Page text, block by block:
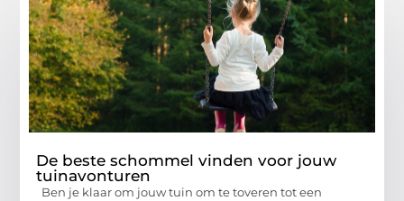
De beste schommel vinden voor jouw
tuinavonturen
Ben je klaar om jouw tuin om te toveren tot een